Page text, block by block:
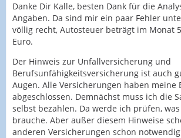
Danke Dir Kalle, besten Dank für die
Angaben. Da sind mir ein paar Fehler
völlig recht, Autosteuer beträgt im Monat
Euro.
Der Hinweis zur Unfallversicherung und
Berufsunfähigkeitsversicherung ist auch
Augen. Alle Versicherungen haben meine
abgeschlossen. Demnächst muss ich die
selbst bezahlen. Da werde ich prüfen, was
brauche. Aber außer diesem Hinweise
anderen Versicherungen schon